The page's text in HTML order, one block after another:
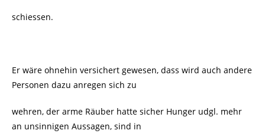
schiessen.
Er wäre ohnehin versichert gewesen, dass wird auch andere
Personen dazu anregen sich zu
wehren, der arme Räuber hatte sicher Hunger udgl. mehr
an unsinnigen Aussagen, sind in